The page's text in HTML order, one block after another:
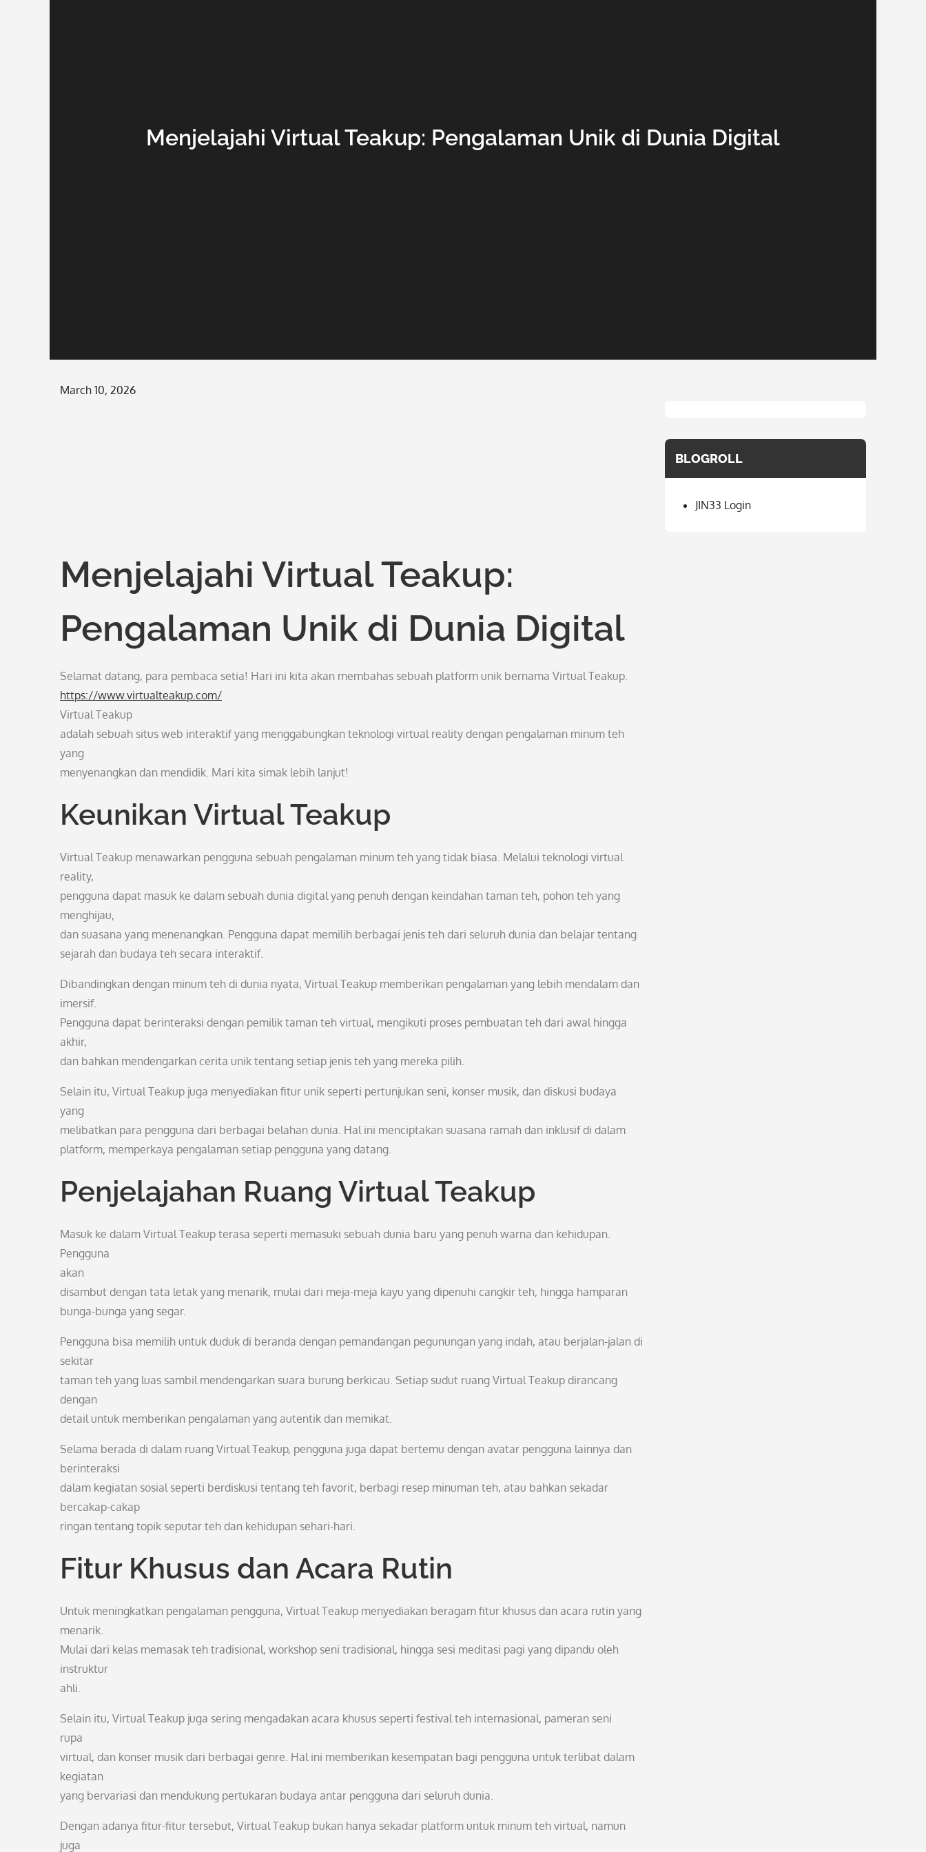
Menjelajahi Virtual Teakup: Pengalaman Unik di Dunia Digital
Posted
March 10, 2026
Menjelajahi Virtual Teakup:
Pengalaman Unik di Dunia Digital
Selamat datang, para pembaca setia! Hari ini kita akan membahas sebuah platform unik bernama Virtual Teakup.
https://www.virtualteakup.com/
Virtual Teakup
adalah sebuah situs web interaktif yang menggabungkan teknologi virtual reality dengan pengalaman minum teh
yang
menyenangkan dan mendidik. Mari kita simak lebih lanjut!
Keunikan Virtual Teakup
Virtual Teakup menawarkan pengguna sebuah pengalaman minum teh yang tidak biasa. Melalui teknologi virtual
reality,
pengguna dapat masuk ke dalam sebuah dunia digital yang penuh dengan keindahan taman teh, pohon teh yang
menghijau,
dan suasana yang menenangkan. Pengguna dapat memilih berbagai jenis teh dari seluruh dunia dan belajar tentang
sejarah dan budaya teh secara interaktif.
Dibandingkan dengan minum teh di dunia nyata, Virtual Teakup memberikan pengalaman yang lebih mendalam dan
imersif.
Pengguna dapat berinteraksi dengan pemilik taman teh virtual, mengikuti proses pembuatan teh dari awal hingga
akhir,
dan bahkan mendengarkan cerita unik tentang setiap jenis teh yang mereka pilih.
Selain itu, Virtual Teakup juga menyediakan fitur unik seperti pertunjukan seni, konser musik, dan diskusi budaya
yang
melibatkan para pengguna dari berbagai belahan dunia. Hal ini menciptakan suasana ramah dan inklusif di dalam
platform, memperkaya pengalaman setiap pengguna yang datang.
Penjelajahan Ruang Virtual Teakup
Masuk ke dalam Virtual Teakup terasa seperti memasuki sebuah dunia baru yang penuh warna dan kehidupan.
Pengguna
akan
disambut dengan tata letak yang menarik, mulai dari meja-meja kayu yang dipenuhi cangkir teh, hingga hamparan
bunga-bunga yang segar.
Pengguna bisa memilih untuk duduk di beranda dengan pemandangan pegunungan yang indah, atau berjalan-jalan di
sekitar
taman teh yang luas sambil mendengarkan suara burung berkicau. Setiap sudut ruang Virtual Teakup dirancang
dengan
detail untuk memberikan pengalaman yang autentik dan memikat.
Selama berada di dalam ruang Virtual Teakup, pengguna juga dapat bertemu dengan avatar pengguna lainnya dan
berinteraksi
dalam kegiatan sosial seperti berdiskusi tentang teh favorit, berbagi resep minuman teh, atau bahkan sekadar
bercakap-cakap
ringan tentang topik seputar teh dan kehidupan sehari-hari.
Fitur Khusus dan Acara Rutin
Untuk meningkatkan pengalaman pengguna, Virtual Teakup menyediakan beragam fitur khusus dan acara rutin yang
menarik.
Mulai dari kelas memasak teh tradisional, workshop seni tradisional, hingga sesi meditasi pagi yang dipandu oleh
instruktur
ahli.
Selain itu, Virtual Teakup juga sering mengadakan acara khusus seperti festival teh internasional, pameran seni
rupa
virtual, dan konser musik dari berbagai genre. Hal ini memberikan kesempatan bagi pengguna untuk terlibat dalam
kegiatan
yang bervariasi dan mendukung pertukaran budaya antar pengguna dari seluruh dunia.
Dengan adanya fitur-fitur tersebut, Virtual Teakup bukan hanya sekadar platform untuk minum teh virtual, namun
juga
BLOGROLL
JIN33 Login